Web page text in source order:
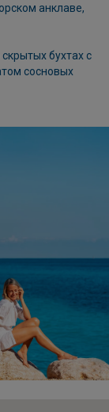
анклаве,
бухтах с
сосновых